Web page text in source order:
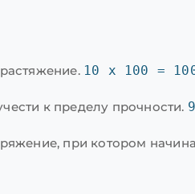
10 x 100 =
к пределу прочности.
при котором